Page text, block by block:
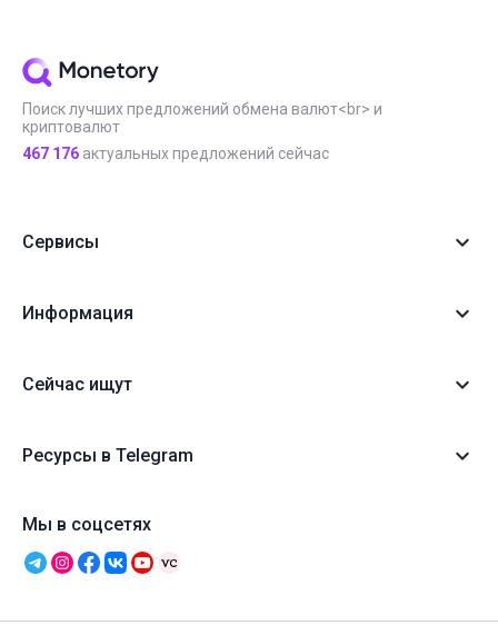
Поиск лучших предложений обмена валют<br> и
криптовалют
467 176 актуальных предложений сейчас
Сервисы
Информация
Сейчас ищут
Ресурсы в Telegram
Мы в соцсетях